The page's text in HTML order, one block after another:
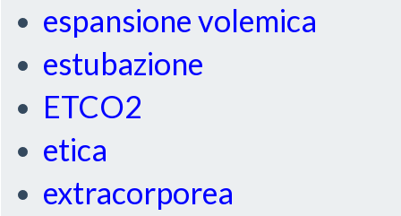
espansione volemica
estubazione
ETCO2
etica
extracorporea